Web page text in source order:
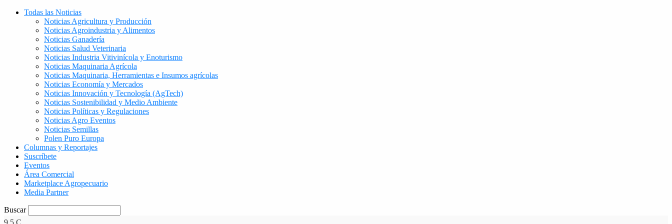
Todas las Noticias
Noticias Agricultura y Producción
Noticias Agroindustria y Alimentos
Noticias Ganadería
Noticias Salud Veterinaria
Noticias Industria Vitivinícola y Enoturismo
Noticias Maquinaria Agrícola
Noticias Maquinaria, Herramientas e Insumos agrícolas
Noticias Economía y Mercados
Noticias Innovación y Tecnología (AgTech)
Noticias Sostenibilidad y Medio Ambiente
Noticias Políticas y Regulaciones
Noticias Agro Eventos
Noticias Semillas
Polen Puro Europa
Columnas y Reportajes
Suscríbete
Eventos
Área Comercial
Marketplace Agropecuario
Media Partner
Buscar
9.5 C